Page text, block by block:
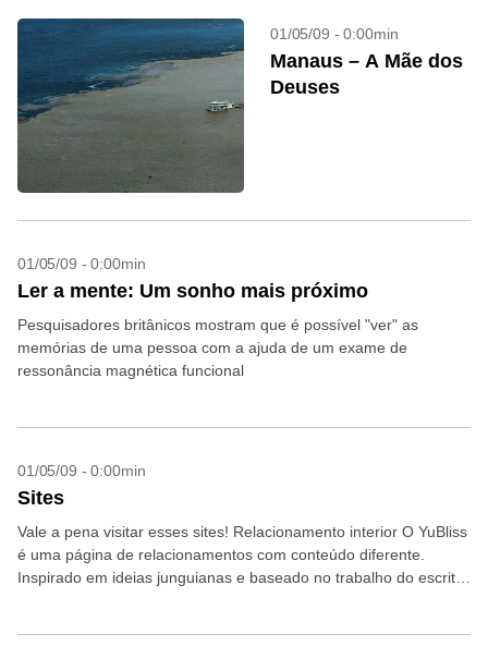
01/05/09 - 0:00min
Manaus – A Mãe dos
Deuses
01/05/09 - 0:00min
Ler a mente: Um sonho mais próximo
Pesquisadores britânicos mostram que é possível "ver" as
memórias de uma pessoa com a ajuda de um exame de
ressonância magnética funcional
01/05/09 - 0:00min
Sites
Vale a pena visitar esses sites! Relacionamento interior O YuBliss
é uma página de relacionamentos com conteúdo diferente.
Inspirado em ideias junguianas e baseado no trabalho do escritor